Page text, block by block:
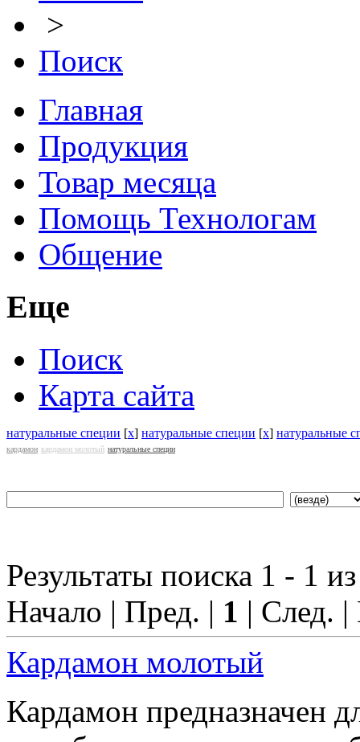
>
Поиск
Главная
Продукция
Товар месяца
Помощь Технологам
Общение
Еще
Поиск
Карта сайта
натуральные специи [x] натуральные специи [x] натуральные
кардамон кардамон молотый натуральные специи
Результаты поиска 1 - 1
Начало | Пред. | 1 | След.
Кардамон молотый
Кардамон предназначен